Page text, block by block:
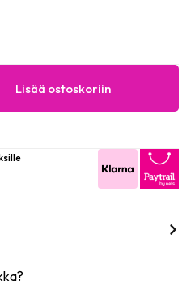
Lisää ostoskoriin